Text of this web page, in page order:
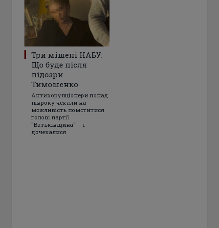
Три мішені НАБУ:
Що буде після
підозри
Тимошенко
Антикорупціонери понад
півроку чекали на
можливість помститися
голові партії
"Батьківщина" — і
дочекалися